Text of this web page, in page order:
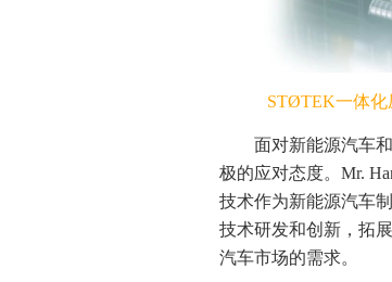
STØTEK一体化
面对新能源汽车
极的应对态度。Mr.
技术作为新能源汽车
技术研发和创新，拓
汽车市场的需求。